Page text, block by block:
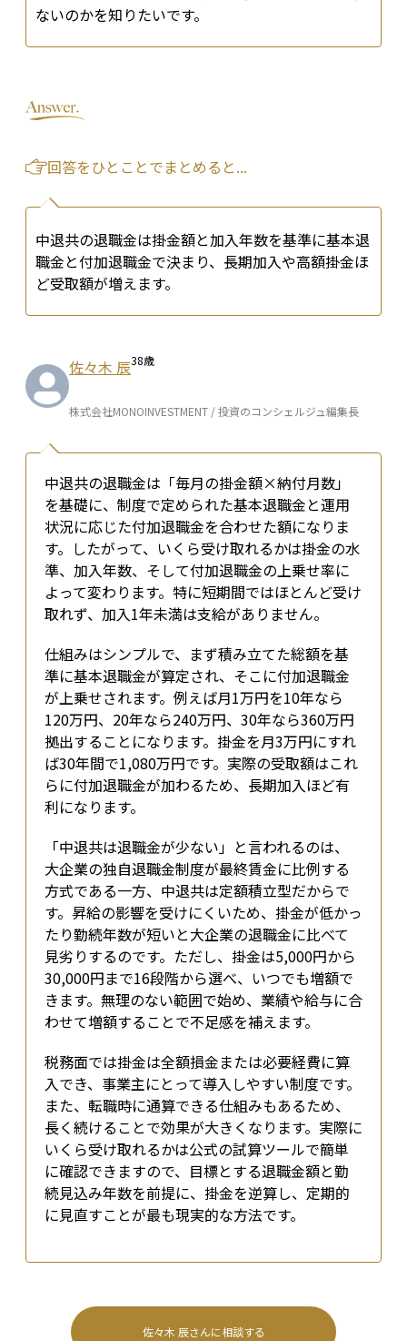
ないのかを知りたいです。
回答をひとことでまとめると...
中退共の退職金は掛金額と加入年数を基準に基本退
職金と付加退職金で決まり、長期加入や高額掛金ほ
ど受取額が増えます。
佐々木 辰38歳
株式会社MONOINVESTMENT / 投資のコンシェルジュ編集長
中退共の退職金は「毎月の掛金額×納付月数」
を基礎に、制度で定められた基本退職金と運用
状況に応じた付加退職金を合わせた額になりま
す。したがって、いくら受け取れるかは掛金の水
準、加入年数、そして付加退職金の上乗せ率に
よって変わります。特に短期間ではほとんど受け
取れず、加入1年未満は支給がありません。
仕組みはシンプルで、まず積み立てた総額を基
準に基本退職金が算定され、そこに付加退職金
が上乗せされます。例えば月1万円を10年なら
120万円、20年なら240万円、30年なら360万円
拠出することになります。掛金を月3万円にすれ
ば30年間で1,080万円です。実際の受取額はこれ
らに付加退職金が加わるため、長期加入ほど有
利になります。
「中退共は退職金が少ない」と言われるのは、
大企業の独自退職金制度が最終賃金に比例する
方式である一方、中退共は定額積立型だからで
す。昇給の影響を受けにくいため、掛金が低かっ
たり勤続年数が短いと大企業の退職金に比べて
見劣りするのです。ただし、掛金は5,000円から
30,000円まで16段階から選べ、いつでも増額で
きます。無理のない範囲で始め、業績や給与に合
わせて増額することで不足感を補えます。
税務面では掛金は全額損金または必要経費に算
入でき、事業主にとって導入しやすい制度です。
また、転職時に通算できる仕組みもあるため、
長く続けることで効果が大きくなります。実際に
いくら受け取れるかは公式の試算ツールで簡単
に確認できますので、目標とする退職金額と勤
続見込み年数を前提に、掛金を逆算し、定期的
に見直すことが最も現実的な方法です。
佐々木 辰さんに相談する